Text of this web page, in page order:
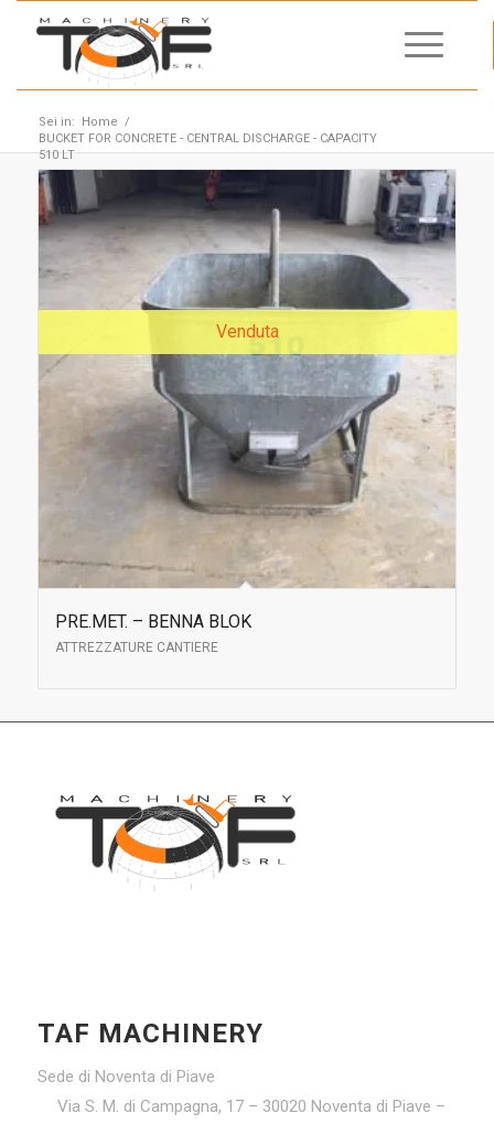
Sei in: Home /
BUCKET FOR CONCRETE - CENTRAL DISCHARGE - CAPACITY
510 LT
Venduta
PRE.MET. – BENNA BLOK
ATTREZZATURE CANTIERE
TAF MACHINERY
Sede di Noventa di Piave
Via S. M. di Campagna, 17 – 30020 Noventa di Piave –